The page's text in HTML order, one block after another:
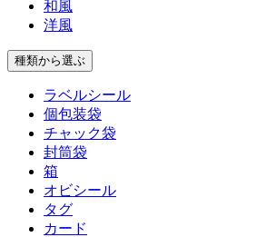
和風
洋風
種類から選ぶ
ラベルシール
個包装袋
チャック袋
封筒袋
箱
オビシール
タグ
カード